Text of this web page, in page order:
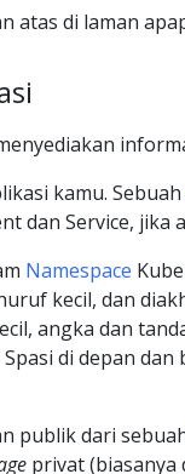
atas di laman
kamu. Sebuah
dan Service, jika
Namespace
kecil, dan
angka dan
di depan
publik dari
privat (biasanya